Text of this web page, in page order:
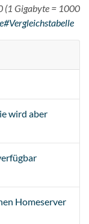
(1 Gigabyte = 1000
wird aber
Homeserver